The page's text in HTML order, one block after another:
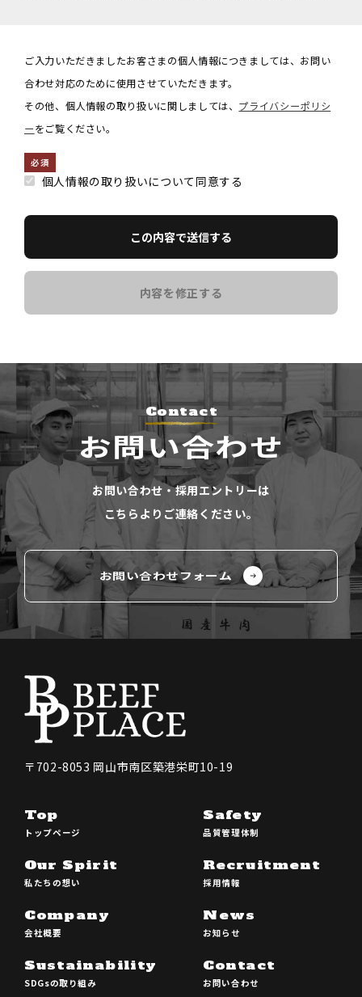
ご入力いただきましたお客さまの個人情報につきましては、お問い
合わせ対応のために使用させていただきます。
その他、個人情報の取り扱いに関しましては、 プライバシーポリシ
ーをご覧ください。
必須
個人情報の取り扱いについて同意する
この内容で送信する
内容を修正する
Contact
お問い合わせ
お問い合わせ・採⽤エントリーは
こちらよりご連絡ください。
お問い合わせフォーム
〒702-8053 岡⼭市南区築港栄町10-19
Top
トップページ
Our Spirit
私たちの想い
Company
会社概要
Sustainability
SDGsの取り組み
Safety
品質管理体制
Recruitment
採⽤情報
News
お知らせ
Contact
お問い合わせ